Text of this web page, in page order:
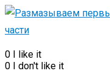
0 I like it
0 I don't like it